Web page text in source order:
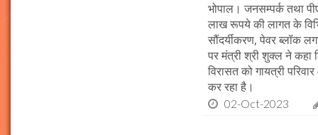
भोपाल। जनसम्पर्क तथा
लाख रूपये की लागत के
सौंदर्यीकरण, पेवर ब्लॉक
पर मंत्री श्री शुक्ल ने कहा
विरासत को गायत्री
कर रहा है।
02-Oct-2023